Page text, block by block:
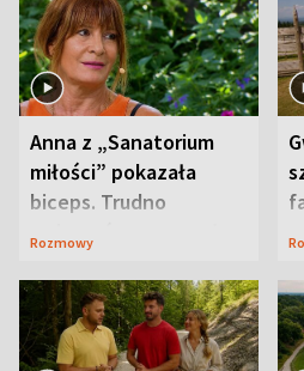
Anna z „Sanatorium
miłości” pokazała
biceps. Trudno
uwierzyć, co przeszła
Rozmowy